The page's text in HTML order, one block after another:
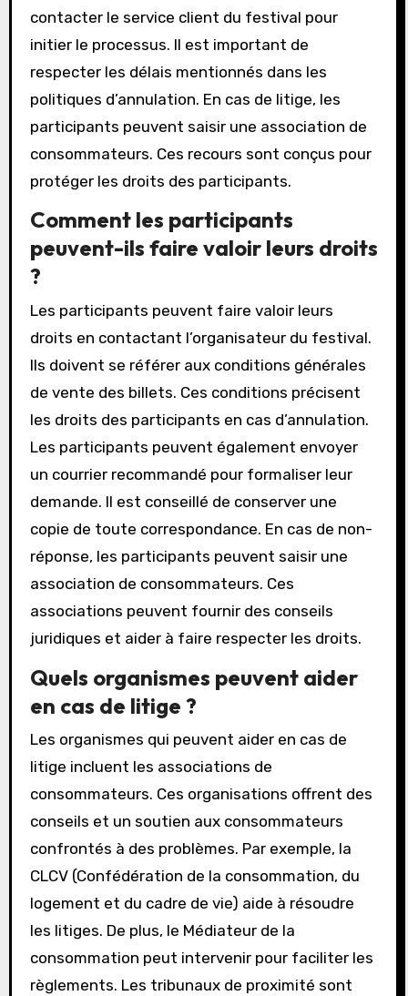
contacter le service client du festival pour
initier le processus. Il est important de
respecter les délais mentionnés dans les
politiques d’annulation. En cas de litige, les
participants peuvent saisir une association de
consommateurs. Ces recours sont conçus pour
protéger les droits des participants.
Comment les participants
peuvent-ils faire valoir leurs droits
?
Les participants peuvent faire valoir leurs
droits en contactant l’organisateur du festival.
Ils doivent se référer aux conditions générales
de vente des billets. Ces conditions précisent
les droits des participants en cas d’annulation.
Les participants peuvent également envoyer
un courrier recommandé pour formaliser leur
demande. Il est conseillé de conserver une
copie de toute correspondance. En cas de non-
réponse, les participants peuvent saisir une
association de consommateurs. Ces
associations peuvent fournir des conseils
juridiques et aider à faire respecter les droits.
Quels organismes peuvent aider
en cas de litige ?
Les organismes qui peuvent aider en cas de
litige incluent les associations de
consommateurs. Ces organisations offrent des
conseils et un soutien aux consommateurs
confrontés à des problèmes. Par exemple, la
CLCV (Confédération de la consommation, du
logement et du cadre de vie) aide à résoudre
les litiges. De plus, le Médiateur de la
consommation peut intervenir pour faciliter les
règlements. Les tribunaux de proximité sont